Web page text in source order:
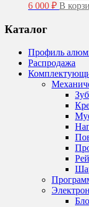
6 000 ₽ В
Каталог
Профиль
Распродажа